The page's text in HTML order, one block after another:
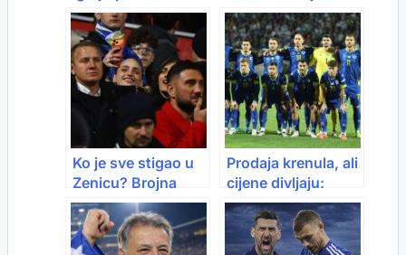
“lagan protivnik”!
obnovu: BiH dobija
moderan stadion?
Ko je sve stigao u
Zenicu? Brojna
poznata lica na
velikoj utakmici
Prodaja krenula, ali
cijene divljaju:
Karte za meč BiH –
Italija i do 2.200
KM